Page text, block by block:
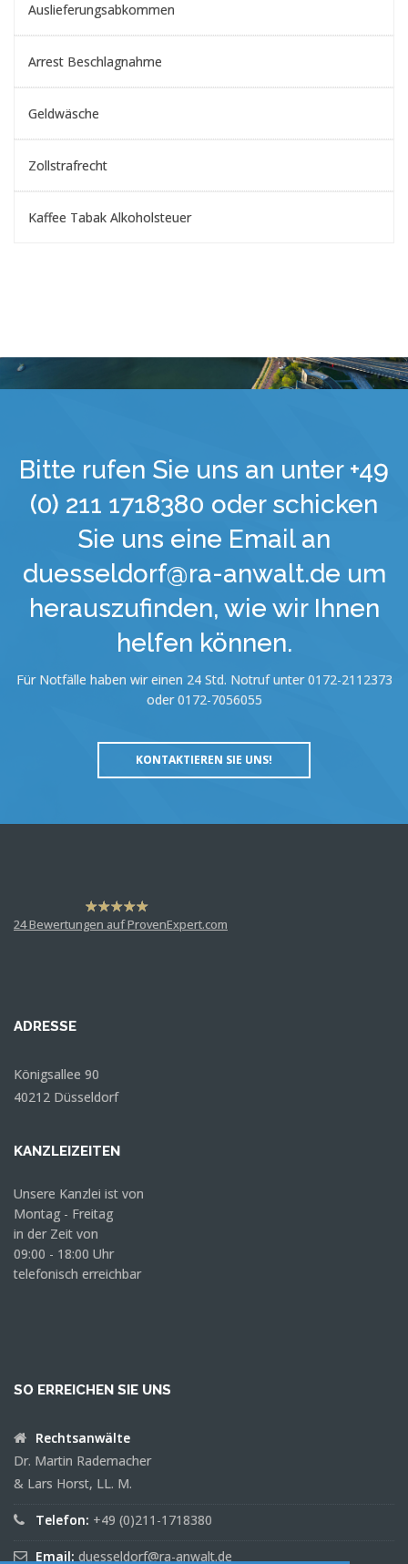
Auslieferungsabkommen
Arrest Beschlagnahme
Geldwäsche
Zollstrafrecht
Kaffee Tabak Alkoholsteuer
Bitte rufen Sie uns an unter +49
(0) 211 1718380 oder schicken
Sie uns eine Email an
duesseldorf@ra-anwalt.de um
herauszufinden, wie wir Ihnen
helfen können.
Für Notfälle haben wir einen 24 Std. Notruf unter 0172-2112373
oder 0172-7056055
KONTAKTIEREN SIE UNS!
hat4,63
von
24Bewertungen auf ProvenExpert.com
ADRESSE
Königsallee 90
40212 Düsseldorf
KANZLEIZEITEN
Unsere Kanzlei ist von
Montag - Freitag
in der Zeit von
09:00 - 18:00 Uhr
telefonisch erreichbar
SO ERREICHEN SIE UNS
Rechtsanwälte
Dr. Martin Rademacher
& Lars Horst, LL. M.
Telefon: +49 (0)211-1718380
Email: duesseldorf@ra-anwalt.de